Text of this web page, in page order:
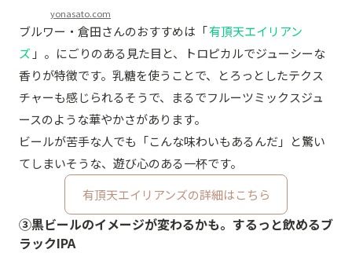
yonasato.com
ブルワー・倉田さんのおすすめは「有頂天エイリアン
ズ 」。にごりのある見た目と、トロピカルでジューシーな
香りが特徴です。乳糖を使うことで、とろっとしたテクス
チャーも感じられるそうで、まるでフルーツミックスジュ
ースのような華やかさがあります。
ビールが苦手な人でも「こんな味わいもあるんだ」と驚い
てしまいそうな、遊び心のある一杯です。
有頂天エイリアンズの詳細はこちら
③黒ビールのイメージが変わるかも。するっと飲めるブ
ラックIPA